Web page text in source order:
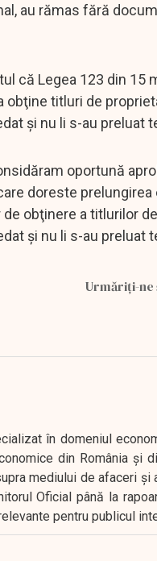
au rămas fără
că Legea 123 din 15
titluri de
şi nu li s-au preluat
oportună
doreste
obţinere a titlurilor
şi nu li s-au preluat
Urmăriți-ne
în domeniul
din România și
mediului de afaceri
Oficial până la
pentru publicul